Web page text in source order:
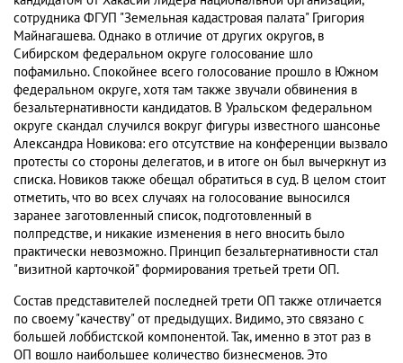
сотрудника ФГУП "Земельная кадастровая палата" Григория
Майнагашева. Однако в отличие от других округов, в
Сибирском федеральном округе голосование шло
пофамильно. Спокойнее всего голосование прошло в Южном
федеральном округе, хотя там также звучали обвинения в
безальтернативности кандидатов. В Уральском федеральном
округе скандал случился вокруг фигуры известного шансонье
Александра Новикова: его отсутствие на конференции вызвало
протесты со стороны делегатов, и в итоге он был вычеркнут из
списка. Новиков также обещал обратиться в суд. В целом стоит
отметить, что во всех случаях на голосование выносился
заранее заготовленный список, подготовленный в
полпредстве, и никакие изменения в него вносить было
практически невозможно. Принцип безальтернативности стал
"визитной карточкой" формирования третьей трети ОП.
Состав представителей последней трети ОП также отличается
по своему "качеству" от предыдущих. Видимо, это связано с
большей лоббистской компонентой. Так, именно в этот раз в
ОП вошло наибольшее количество бизнесменов. Это